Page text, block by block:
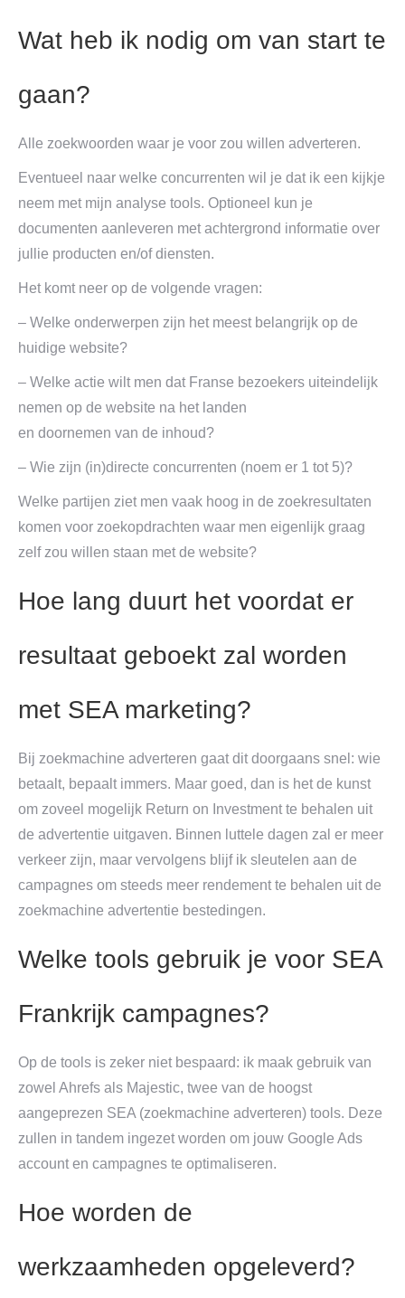
Wat heb ik nodig om van start te
gaan?
Alle zoekwoorden waar je voor zou willen adverteren.
Eventueel naar welke concurrenten wil je dat ik een kijkje
neem met mijn analyse tools. Optioneel kun je
documenten aanleveren met achtergrond informatie over
jullie producten en/of diensten.
Het komt neer op de volgende vragen:
– Welke onderwerpen zijn het meest belangrijk op de
huidige website?
– Welke actie wilt men dat Franse bezoekers uiteindelijk
nemen op de website na het landen
en doornemen van de inhoud?
– Wie zijn (in)directe concurrenten (noem er 1 tot 5)?
Welke partijen ziet men vaak hoog in de zoekresultaten
komen voor zoekopdrachten waar men eigenlijk graag
zelf zou willen staan met de website?
Hoe lang duurt het voordat er
resultaat geboekt zal worden
met SEA marketing?
Bij zoekmachine adverteren gaat dit doorgaans snel: wie
betaalt, bepaalt immers. Maar goed, dan is het de kunst
om zoveel mogelijk Return on Investment te behalen uit
de advertentie uitgaven. Binnen luttele dagen zal er meer
verkeer zijn, maar vervolgens blijf ik sleutelen aan de
campagnes om steeds meer rendement te behalen uit de
zoekmachine advertentie bestedingen.
Welke tools gebruik je voor SEA
Frankrijk campagnes?
Op de tools is zeker niet bespaard: ik maak gebruik van
zowel Ahrefs als Majestic, twee van de hoogst
aangeprezen SEA (zoekmachine adverteren) tools. Deze
zullen in tandem ingezet worden om jouw Google Ads
account en campagnes te optimaliseren.
Hoe worden de
werkzaamheden opgeleverd?